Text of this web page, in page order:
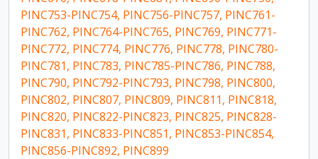
PINC753-PINC754, PINC756-PINC757, PINC761-
PINC762, PINC764-PINC765, PINC769, PINC771-
PINC772, PINC774, PINC776, PINC778, PINC780-
PINC781, PINC783, PINC785-PINC786, PINC788,
PINC790, PINC792-PINC793, PINC798, PINC800,
PINC802, PINC807, PINC809, PINC811, PINC818,
PINC820, PINC822-PINC823, PINC825, PINC828-
PINC831, PINC833-PINC851, PINC853-PINC854,
PINC856-PINC892, PINC899